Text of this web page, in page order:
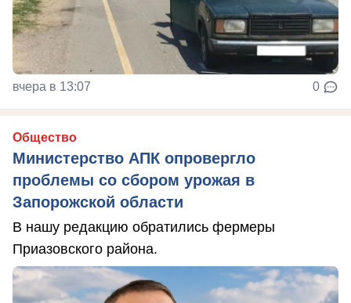
вчера в 13:07 0
Общество
Министерство АПК опровергло
проблемы со сбором урожая в
Запорожской области
В нашу редакцию обратились фермеры
Приазовского района.